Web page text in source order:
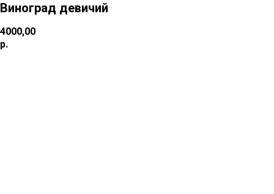
Виноград девичий
4000,00
р.